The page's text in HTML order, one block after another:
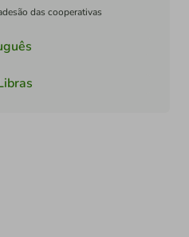
das cooperativas